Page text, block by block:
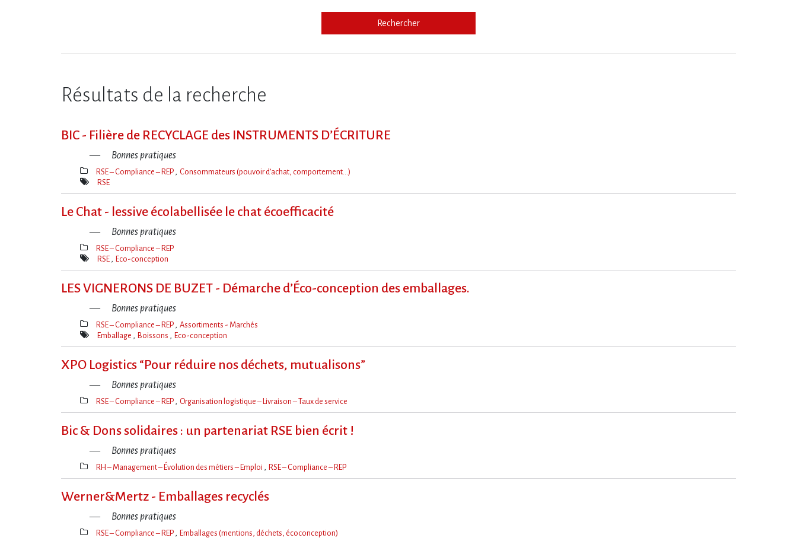
Rechercher
Résultats de la recherche
BIC - Filière de RECYCLAGE des INSTRUMENTS D’ÉCRITURE
Bonnes pratiques
Thèmes(s)
RSE – Compliance – REP Consommateurs (pouvoir d’achat, comportement…)
Mot(s)-
RSE
Le Chat - lessive écolabellisée le chat écoefficacité
Bonnes pratiques
Thèmes(s)
RSE – Compliance – REP
Mot(s)-
RSE Eco-conception
LES VIGNERONS DE BUZET - Démarche d’Éco-conception des emballages.
Bonnes pratiques
Thèmes(s)
RSE – Compliance – REP Assortiments - Marchés
Mot(s)-
Emballage Boissons Eco-conception
XPO Logistics “Pour réduire nos déchets, mutualisons”
Bonnes pratiques
Thèmes(s)
RSE – Compliance – REP Organisation logistique – Livraison – Taux de service
Bic & Dons solidaires : un partenariat RSE bien écrit !
Bonnes pratiques
Thèmes(s)
RH – Management – Évolution des métiers – Emploi RSE – Compliance – REP
Werner&Mertz - Emballages recyclés
Bonnes pratiques
RSE – Compliance – REP Emballages (mentions, déchets, écoconception)